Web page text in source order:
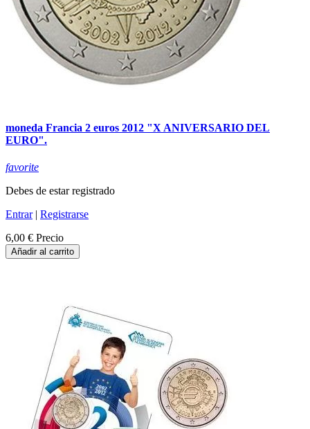
moneda Francia 2 euros 2012 "X ANIVERSARIO DEL
EURO".
favorite
Debes de estar registrado
Entrar| Registrarse
6,00 € Precio
Añadir al carrito